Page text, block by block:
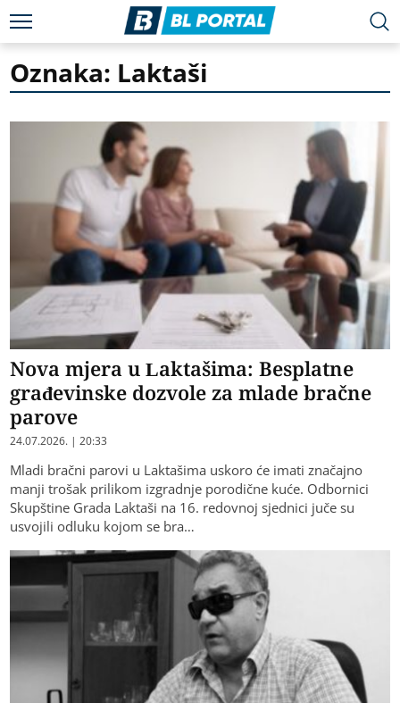
Oznaka: Laktaši
Nova mjera u Laktašima: Besplatne
građevinske dozvole za mlade bračne
parove
24.07.2026. | 20:33
Mladi bračni parovi u Laktašima uskoro će imati značajno
manji trošak prilikom izgradnje porodične kuće. Odbornici
Skupštine Grada Laktaši na 16. redovnoj sjednici juče su
usvojili odluku kojom se bra…